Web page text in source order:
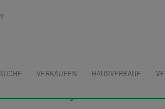
VERKAUFEN HAUSVERKAUF
Absolute Ruhelage, 3